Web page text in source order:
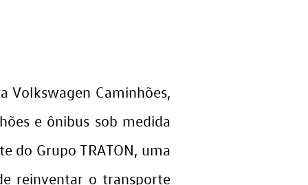
Volkswagen Caminhões,
e ônibus sob medida
do Grupo TRATON, uma
reinventar o transporte